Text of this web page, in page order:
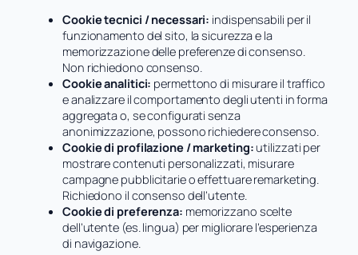
Cookie tecnici / necessari: indispensabili per il
funzionamento del sito, la sicurezza e la
memorizzazione delle preferenze di consenso.
Non richiedono consenso.
Cookie analitici: permettono di misurare il traffico
e analizzare il comportamento degli utenti in forma
aggregata o, se configurati senza
anonimizzazione, possono richiedere consenso.
Cookie di profilazione / marketing:utilizzati per
mostrare contenuti personalizzati, misurare
campagne pubblicitarie o effettuare remarketing.
Richiedono il consenso dell’utente.
Cookie di preferenza: memorizzano scelte
dell’utente (es. lingua) per migliorare l’esperienza
di navigazione.